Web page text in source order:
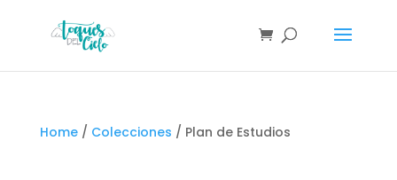
Home/ Colecciones / Plan de Estudios